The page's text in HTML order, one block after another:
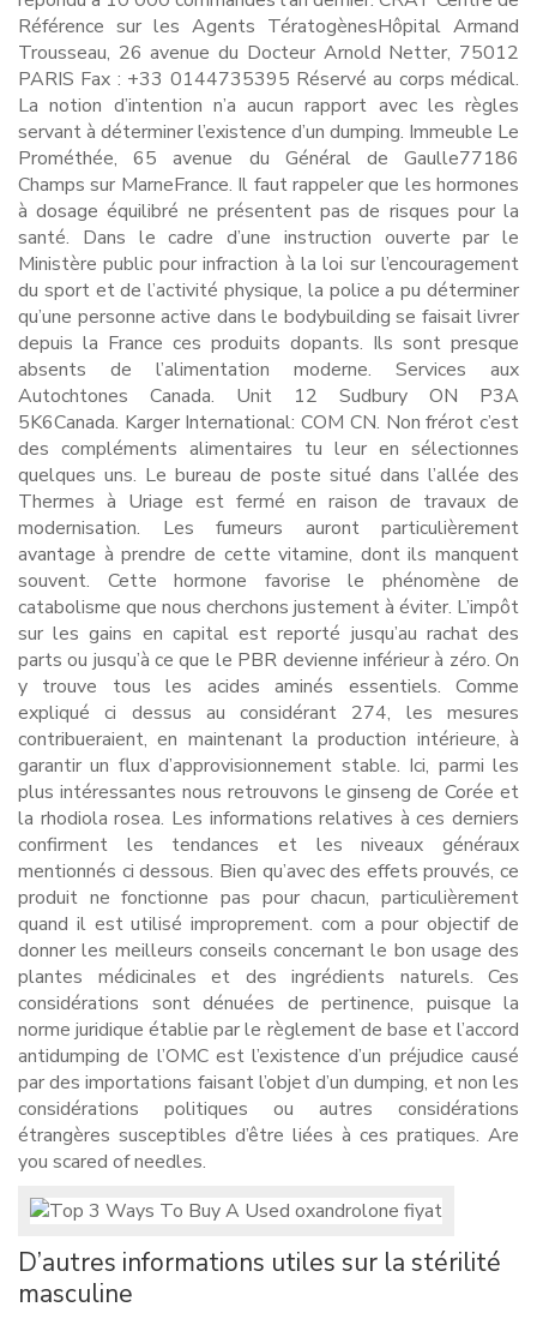
Référence sur les Agents TératogènesHôpital Armand
Trousseau, 26 avenue du Docteur Arnold Netter, 75012
PARIS Fax : +33 0144735395 Réservé au corps médical.
La notion d’intention n’a aucun rapport avec les règles
servant à déterminer l’existence d’un dumping. Immeuble Le
Prométhée, 65 avenue du Général de Gaulle77186
Champs sur MarneFrance. Il faut rappeler que les hormones
à dosage équilibré ne présentent pas de risques pour la
santé. Dans le cadre d’une instruction ouverte par le
Ministère public pour infraction à la loi sur l’encouragement
du sport et de l’activité physique, la police a pu déterminer
qu’une personne active dans le bodybuilding se faisait livrer
depuis la France ces produits dopants. Ils sont presque
absents de l’alimentation moderne. Services aux
Autochtones Canada. Unit 12 Sudbury ON P3A
5K6Canada. Karger International: COM CN. Non frérot c’est
des compléments alimentaires tu leur en sélectionnes
quelques uns. Le bureau de poste situé dans l’allée des
Thermes à Uriage est fermé en raison de travaux de
modernisation. Les fumeurs auront particulièrement
avantage à prendre de cette vitamine, dont ils manquent
souvent. Cette hormone favorise le phénomène de
catabolisme que nous cherchons justement à éviter. L’impôt
sur les gains en capital est reporté jusqu’au rachat des
parts ou jusqu’à ce que le PBR devienne inférieur à zéro. On
y trouve tous les acides aminés essentiels. Comme
expliqué ci dessus au considérant 274, les mesures
contribueraient, en maintenant la production intérieure, à
garantir un flux d’approvisionnement stable. Ici, parmi les
plus intéressantes nous retrouvons le ginseng de Corée et
la rhodiola rosea. Les informations relatives à ces derniers
confirment les tendances et les niveaux généraux
mentionnés ci dessous. Bien qu’avec des effets prouvés, ce
produit ne fonctionne pas pour chacun, particulièrement
quand il est utilisé improprement. com a pour objectif de
donner les meilleurs conseils concernant le bon usage des
plantes médicinales et des ingrédients naturels. Ces
considérations sont dénuées de pertinence, puisque la
norme juridique établie par le règlement de base et l’accord
antidumping de l’OMC est l’existence d’un préjudice causé
par des importations faisant l’objet d’un dumping, et non les
considérations politiques ou autres considérations
étrangères susceptibles d’être liées à ces pratiques. Are
you scared of needles.
D’autres informations utiles sur la stérilité
masculine